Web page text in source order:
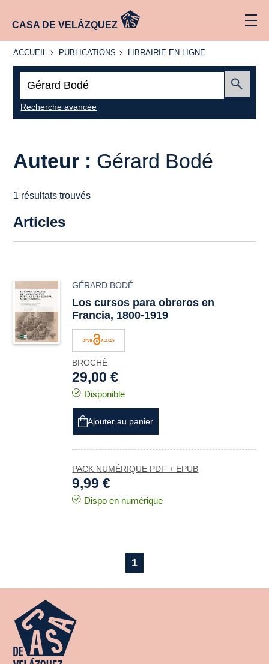
CASA DE VELÁZQUEZ
ACCUEIL
ACCUEIL PUBLICATIONS
PUBLICATIONS
LIBRAIRIE
LIBRAIRIE EN LIGNE
Recherche avancée
Auteur : Gérard Bodé
1 résultats trouvés
Articles
GÉRARD BODÉ
Los cursos para obreros en
Francia, 1800-1919
BROCHÉ
29,00 €
Disponible
Ajouter au panier
PACK NUMÉRIQUE PDF + EPUB
9,99 €
Dispo en numérique
1